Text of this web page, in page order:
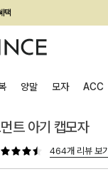
택
할인!
양말 모자 ACC
트 아기 캡모자
464개 리뷰 보기